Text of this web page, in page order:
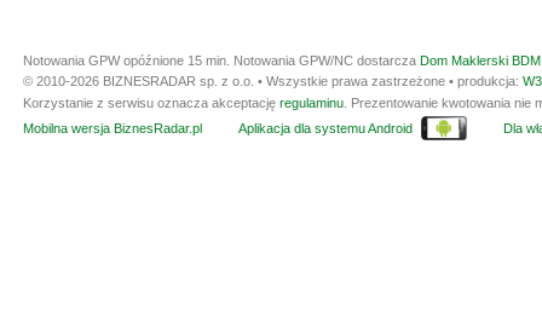
Notowania GPW opóźnione 15 min. Notowania GPW/NC dostarcza Dom Maklerski
© 2010-2026 BIZNESRADAR sp. z o.o. • Wszystkie prawa zastrzeżone • produkcja:
Korzystanie z serwisu oznacza akceptację regulaminu . Prezentowanie kwotowania
Mobilna wersja BiznesRadar.pl
Aplikacja dla systemu Android Dla